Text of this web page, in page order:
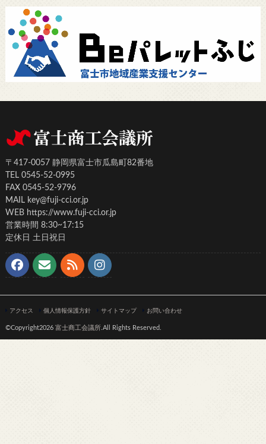
〒417-0057 静岡県富士市瓜島町82番地
TEL 0545-52-0995
FAX 0545-52-9796
MAIL key@fuji-cci.or.jp
WEB https://www.fuji-cci.or.jp
営業時間 8:30~17:15
定休日 土日祝日
アクセス 個人情報保護方針 サイトマップ お問い合わせ
©Copyright2026 富士商工会議所.All Rights Reserved.